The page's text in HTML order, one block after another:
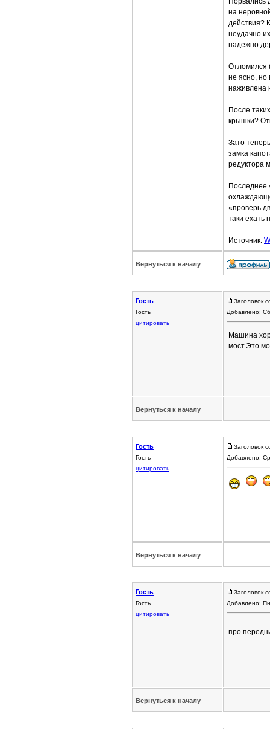
на
действия?
неудачно
надежно
Отломился
не ясно, но
наживлена
После
крышки?
Зато
замка
редуктора
Последнее
«проверь
таки ехать
Источник:
Вернуться к началу
Гость
Гость
цитировать
Заголовок
Добавлено:
Машина
мост.Это
Вернуться к началу
Гость
Гость
цитировать
Заголовок
Добавлено:
Вернуться к началу
Гость
Гость
цитировать
Заголовок
Добавлено:
про
Вернуться к началу